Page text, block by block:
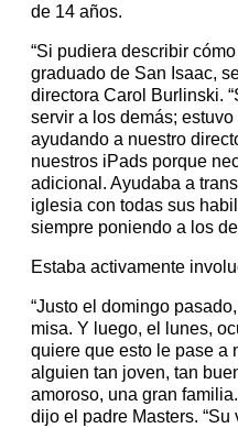
de 14 años.
“Si pudiera describir
graduado de San Isaac,
directora Carol Burlinski.
servir a los demás;
ayudando a nuestro
nuestros iPads porque
adicional. Ayudaba a
iglesia con todas sus
siempre poniendo a los
Estaba activamente
“Justo el domingo
misa. Y luego, el lunes,
quiere que esto le pase a
alguien tan joven, tan
amoroso, una gran
dijo el padre Masters.